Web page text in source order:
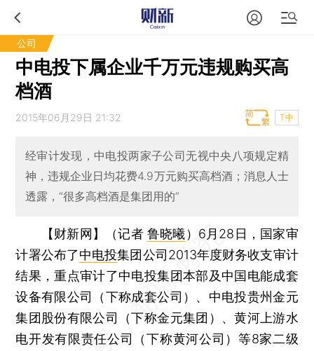
公司
中电投下属企业千万元违规购买高
档酒
2015年06月29日 21:32 T中
经审计发现，中电投两家子公司无视中央八项规定精
神，违规企业日均花费4.9万元购买高档酒；消息人士
透露，“很多高档酒是集团用的”
【财新网】（记者鲁晓曦） 6月28日，国家审
计署公布了中电投集团公司2013年度财务收支审计
结果，重点审计了中电投集团本部及中国电能成套
设备有限公司（下称成套公司）、中电投贵州金元
集团股份有限公司（下称金元集团）、黄河上游水
电开发有限责任公司（下称黄河公司）等8家二级